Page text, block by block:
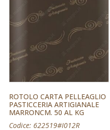
ROTOLO CARTA PELLEAGLIO
PASTICCERIA ARTIGIANALE
MARRONCM. 50 AL KG
Codice: 622519#I012R